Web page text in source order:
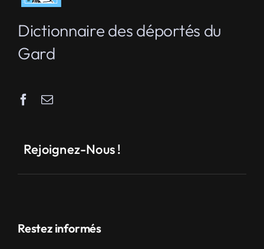
Dictionnaire des déportés du
Gard
Rejoignez-Nous !
Restez informés